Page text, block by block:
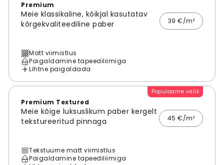
Premium
Meie klassikaline, kõikjal kasutatav
kõrgekvaliteediline paber
39 €/m²
Matt viimistlus
Paigaldamine tapeediliimiga
Lihtne paigaldada
Populaarne valik
Premium Textured
Meie kõige luksuslikum paber kergelt
tekstureeritud pinnaga
45 €/m²
Tekstuurne matt viimistlus
Paigaldamine tapeediliimiga